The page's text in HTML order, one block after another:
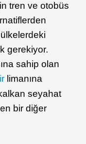
tren ve otobüs
gerekiyor.
sahip olan
limanına
seyahat
bir diğer